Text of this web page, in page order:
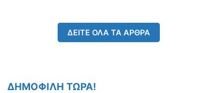
ΔΕΙΤΕ ΟΛΑ ΤΑ ΑΡΘΡΑ
ΔΗΜΟΦΙΛΗ ΤΩΡΑ!